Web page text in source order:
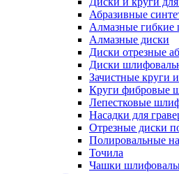
Абразивные
Алмазные гибкие
Алмазные диски
Диски отрезные
Диски
Зачистные круги
Круги фибровые
Лепестковые
Насадки для
Отрезные диски
Полировальные
Точила
Чашки